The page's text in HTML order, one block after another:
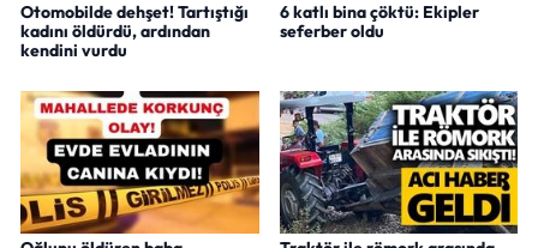
Otomobilde dehşet! Tartıştığı
kadını öldürdü, ardından
kendini vurdu
6 katlı bina çöktü: Ekipler
seferber oldu